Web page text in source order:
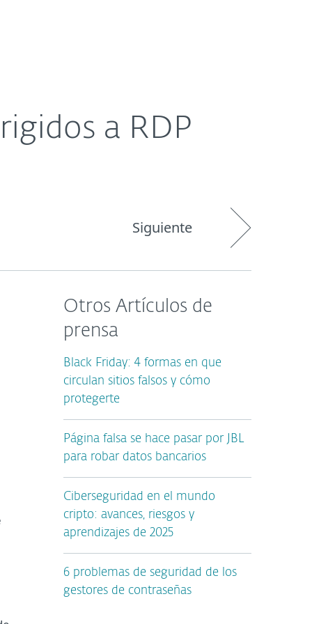
a RDP
Siguiente
Otros Artículos de
prensa
Black Friday: 4 formas en que
circulan sitios falsos y cómo
protegerte
Página falsa se hace pasar por JBL
para robar datos bancarios
Ciberseguridad en el mundo
cripto: avances, riesgos y
aprendizajes de 2025
6 problemas de seguridad de los
gestores de contraseñas